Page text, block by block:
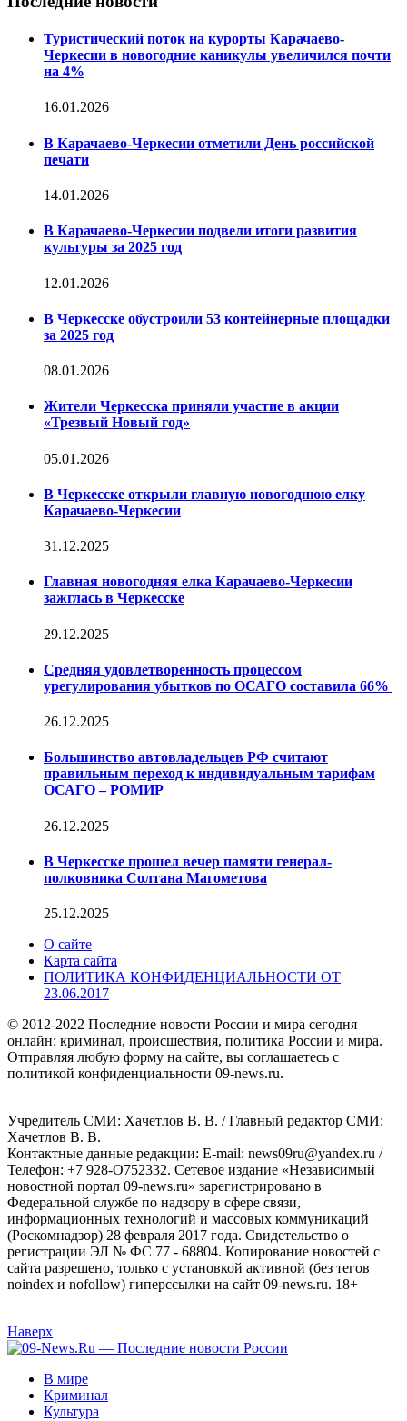
Туристический поток на курорты Карачаево-
Черкесии в новогодние каникулы увеличился почти
на 4%
16.01.2026
В Карачаево-Черкесии отметили День российской
печати
14.01.2026
В Карачаево-Черкесии подвели итоги развития
культуры за 2025 год
12.01.2026
В Черкесске обустроили 53 контейнерные площадки
за 2025 год
08.01.2026
Жители Черкесска приняли участие в акции
«Трезвый Новый год»
05.01.2026
В Черкесске открыли главную новогоднюю елку
Карачаево-Черкесии
31.12.2025
Главная новогодняя елка Карачаево-Черкесии
зажглась в Черкесске
29.12.2025
Средняя удовлетворенность процессом
урегулирования убытков по ОСАГО составила 66%
26.12.2025
Большинство автовладельцев РФ считают
правильным переход к индивидуальным тарифам
ОСАГО – РОМИР
26.12.2025
В Черкесске прошел вечер памяти генерал-
полковника Солтана Магометова
25.12.2025
О сайте
Карта сайта
ПОЛИТИКА КОНФИДЕНЦИАЛЬНОСТИ ОТ
23.06.2017
© 2012-2022 Последние новости России и мира сегодня
онлайн: криминал, происшествия, политика России и мира.
Отправляя любую форму на сайте, вы соглашаетесь с
политикой конфиденциальности 09-news.ru.
Учредитель СМИ: Хaчeтлoв B. B. / Главный редактор СМИ:
Хaчeтлoв B. B.
Контактные данные редакции: E-mail: news09ru@yandex.ru /
Телефон: +7 928-O752332. Сетевое издание «Независимый
новостной портал 09-news.ru» зарегистрировано в
Федеральной службе по надзору в сфере связи,
информационных технологий и массовых коммуникаций
(Роскомнадзор) 28 февраля 2017 года. Свидетельство о
регистрации ЭЛ № ФС 77 - 68804. Копирование новостей с
сайта разрешено, только с установкой активной (без тегов
noindex и nofollow) гиперссылки на сайт 09-news.ru. 18+
Наверх
В мире
Криминал
Культура